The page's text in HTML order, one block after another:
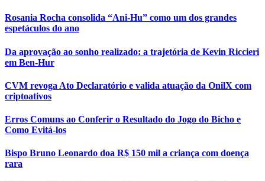
Rosania Rocha consolida “Ani-Hu” como um dos grandes
espetáculos do ano
Da aprovação ao sonho realizado: a trajetória de Kevin Riccieri
em Ben-Hur
CVM revoga Ato Declaratório e valida atuação da OnilX com
criptoativos
Erros Comuns ao Conferir o Resultado do Jogo do Bicho e
Como Evitá-los
Bispo Bruno Leonardo doa R$ 150 mil a criança com doença
rara